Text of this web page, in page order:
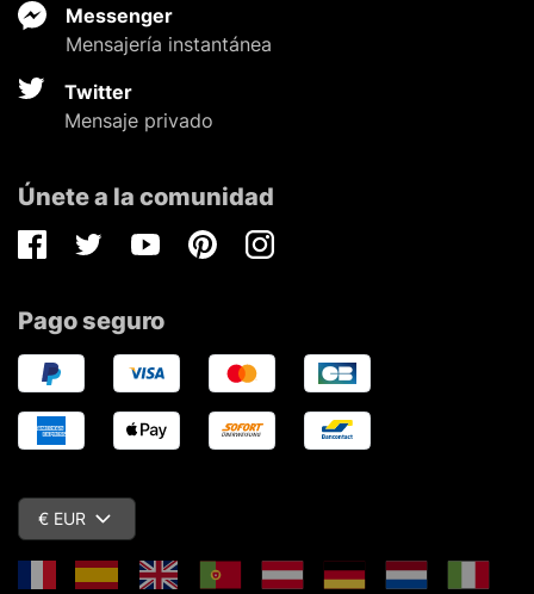
Messenger
Mensajería instantánea
Twitter
Mensaje privado
Únete a la comunidad
FacebookTwitterYoutubePinterestInstagram
Pago seguro
€ EUR